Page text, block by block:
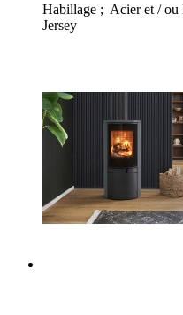
Habillage ; Acier et / ou
Jersey